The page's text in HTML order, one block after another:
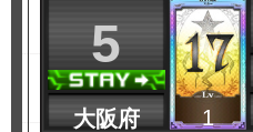
5
大阪府 1